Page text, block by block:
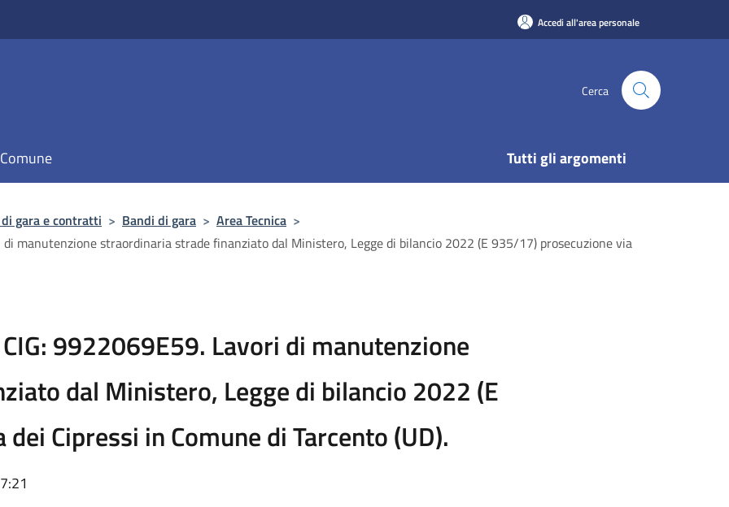
Accedi all'area personale
Cerca
Tutti gli argomenti
gara e contratti > Bandi di gara > Area Tecnica >
manutenzione straordinaria strade finanziato dal Ministero, Legge di bilancio 2022 (E 935/17) prosecuzione via
9922069E59. Lavori di manutenzione
dal Ministero, Legge di bilancio 2022 (E
Cipressi in Comune di Tarcento (UD).